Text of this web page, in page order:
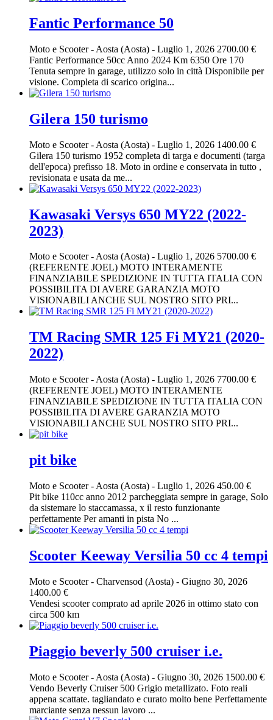
Fantic Performance 50
Moto e Scooter- Aosta (Aosta) - Luglio 1, 2026 2700.00 €
Fantic Performance 50cc Anno 2024 Km 6350 Ore 170
Tenuta sempre in garage, utilizzo solo in città Disponibile per
visione. Completa di scarico origina...
Gilera 150 turismo
Moto e Scooter- Aosta (Aosta) - Luglio 1, 2026 1400.00 €
Gilera 150 turismo 1952 completa di targa e documenti (targa
dell'epoca) prefisso 18. Moto in ordine e conservata in tutto ,
revisionata e usata da me...
Kawasaki Versys 650 MY22 (2022-
2023)
Moto e Scooter-Aosta (Aosta) - Luglio 1, 2026 5700.00 €
(REFERENTE JOEL) MOTO INTERAMENTE
FINANZIABILE SPEDIZIONE IN TUTTA ITALIA CON
POSSIBILITA DI AVERE GARANZIA MOTO
VISIONABILI ANCHE SUL NOSTRO SITO PRI...
TM Racing SMR 125 Fi MY21 (2020-
2022)
Moto e Scooter- Aosta (Aosta) - Luglio 1, 2026 7700.00 €
(REFERENTE JOEL) MOTO INTERAMENTE
FINANZIABILE SPEDIZIONE IN TUTTA ITALIA CON
POSSIBILITA DI AVERE GARANZIA MOTO
VISIONABILI ANCHE SUL NOSTRO SITO PRI...
pit bike
Moto e Scooter- Aosta (Aosta) - Luglio 1, 2026 450.00 €
Pit bike 110cc anno 2012 parcheggiata sempre in garage, Solo
da sistemare lo staccamassa, x il resto funzionante
perfettamente Per amanti in pista No ...
Scooter Keeway Versilia 50 cc 4 tempi
Moto e Scooter- Charvensod (Aosta) - Giugno 30, 2026
1400.00 €
Vendesi scooter comprato ad aprile 2026 in ottimo stato con
circa 500 km
Piaggio beverly 500 cruiser i.e.
Moto e Scooter- Aosta (Aosta) - Giugno 30, 2026 1500.00 €
Vendo Beverly Cruiser 500 Grigio metallizato. Foto reali
appena scattate. tagliandato e curato molto bene Perfettamente
marciante senza nessun lavoro ...